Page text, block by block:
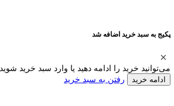
پکیج به سبد خرید اضافه شد
می‌توانید خرید را ادامه دهید یا وارد سبد خرید شوید.
ادامه خرید رفتن به سبد خرید